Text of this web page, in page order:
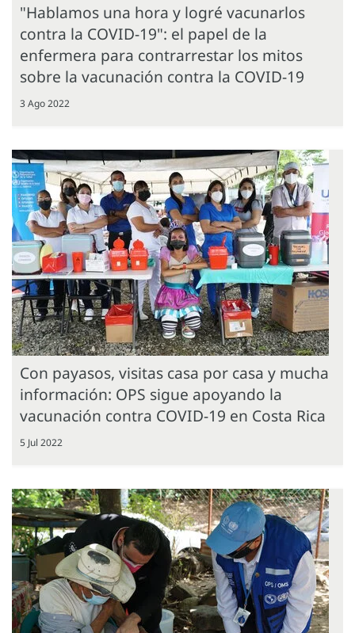
"Hablamos una hora y logré vacunarlos
contra la COVID-19": el papel de la
enfermera para contrarrestar los mitos
sobre la vacunación contra la COVID-19
3 Ago 2022
Con payasos, visitas casa por casa y mucha
información: OPS sigue apoyando la
vacunación contra COVID-19 en Costa Rica
5 Jul 2022